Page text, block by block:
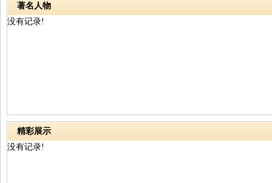
著名人物
没有记录!
精彩展示
没有记录!